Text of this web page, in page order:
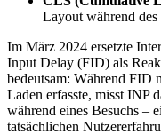
Layout während des
Im März 2024 ersetzte
Input Delay (FID) als
bedeutsam: Während FID
Laden erfasste, misst INP
während eines Besuchs –
tatsächlichen